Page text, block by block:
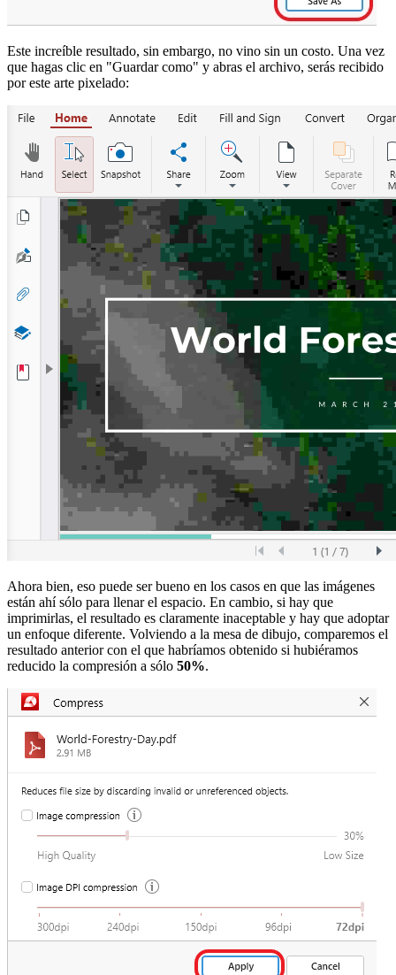
Este increíble resultado, sin embargo, no vino sin un costo. Una vez
que hagas clic en "Guardar como" y abras el archivo, serás recibido
por este arte pixelado:
Ahora bien, eso puede ser bueno en los casos en que las imágenes
están ahí sólo para llenar el espacio. En cambio, si hay que
imprimirlas, el resultado es claramente inaceptable y hay que adoptar
un enfoque diferente. Volviendo a la mesa de dibujo, comparemos el
resultado anterior con el que habríamos obtenido si hubiéramos
reducido la compresión a sólo 50%.